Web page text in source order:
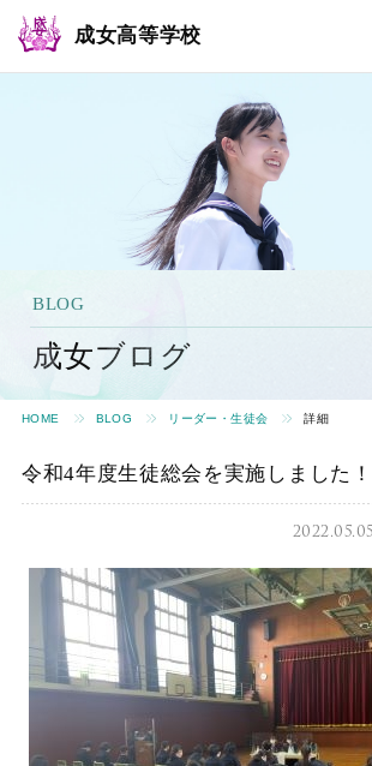
成女高等学校
BLOG
成女ブログ
HOME BLOG リーダー・生徒会 詳細
令和4年度生徒総会を実施しました！
2022.05.05